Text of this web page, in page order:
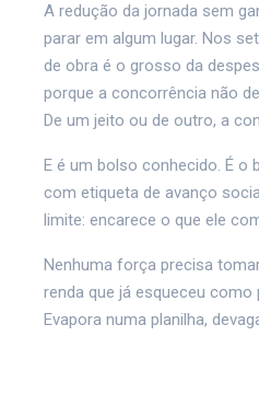
A redução da jornada sem
parar em algum lugar. Nos
de obra é o grosso da
porque a concorrência não
De um jeito ou de outro, a
E é um bolso conhecido. É o
com etiqueta de avanço
limite: encarece o que ele
Nenhuma força precisa
renda que já esqueceu
Evapora numa planilha,